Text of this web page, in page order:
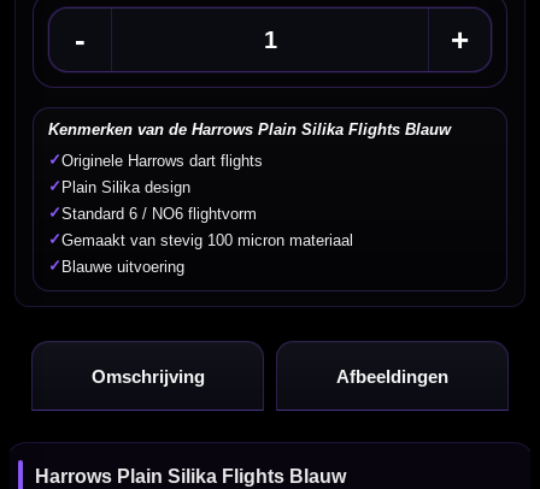
Kenmerken van de Harrows Plain Silika Flights Blauw
✓Originele Harrows dart flights
✓ Plain Silika design
✓Standard 6 / NO6 flightvorm
✓Gemaakt van stevig 100 micron materiaal
✓ Blauwe uitvoering
- +
Omschrijving Afbeeldingen
Harrows Plain Silika Flights Blauw